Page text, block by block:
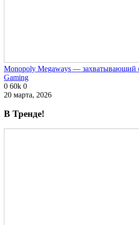
Monopoly Megaways — захватывающий
Gaming
0 60k 0
20 марта, 2026
В Тренде!